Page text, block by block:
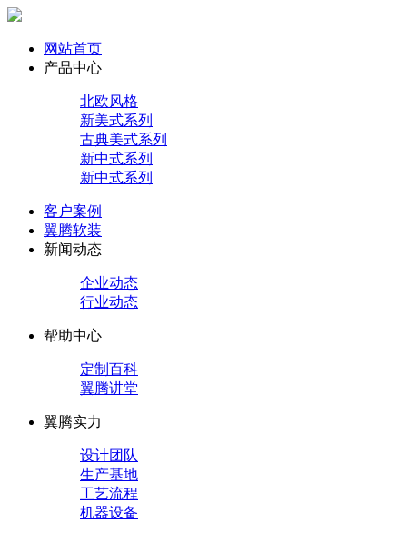
网站首页
产品中心
北欧风格
新美式系列
古典美式系列
新中式系列
新中式系列
客户案例
翼腾软装
新闻动态
企业动态
行业动态
帮助中心
定制百科
翼腾讲堂
翼腾实力
设计团队
生产基地
工艺流程
机器设备